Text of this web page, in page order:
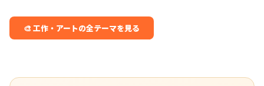
🎨 工作・アートの全テーマを見る